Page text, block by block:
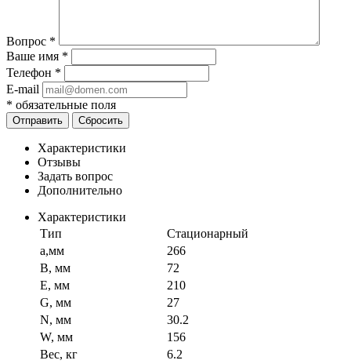
Вопрос *
Ваше имя *
Телефон *
E-mail
* обязательные поля
Отправить Сбросить
Характеристики
Отзывы
Задать вопрос
Дополнительно
Характеристики
Тип
Стационарный
a,мм
266
B, мм
72
E, мм
210
G, мм
27
N, мм
30.2
W, мм
156
Вес, кг
6.2